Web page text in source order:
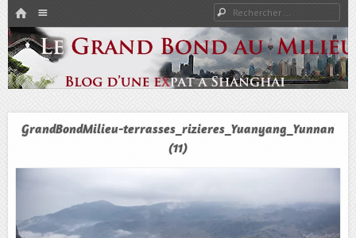
HOME
PASSER AU CONTENU
Rechercher
Le Grand Bond Au Milieu
Expat à Shanghai en famille – Vivre en Chine – Blog
GrandBondMilieu-terrasses_rizieres_Yuanyang_Yunnan
(11)